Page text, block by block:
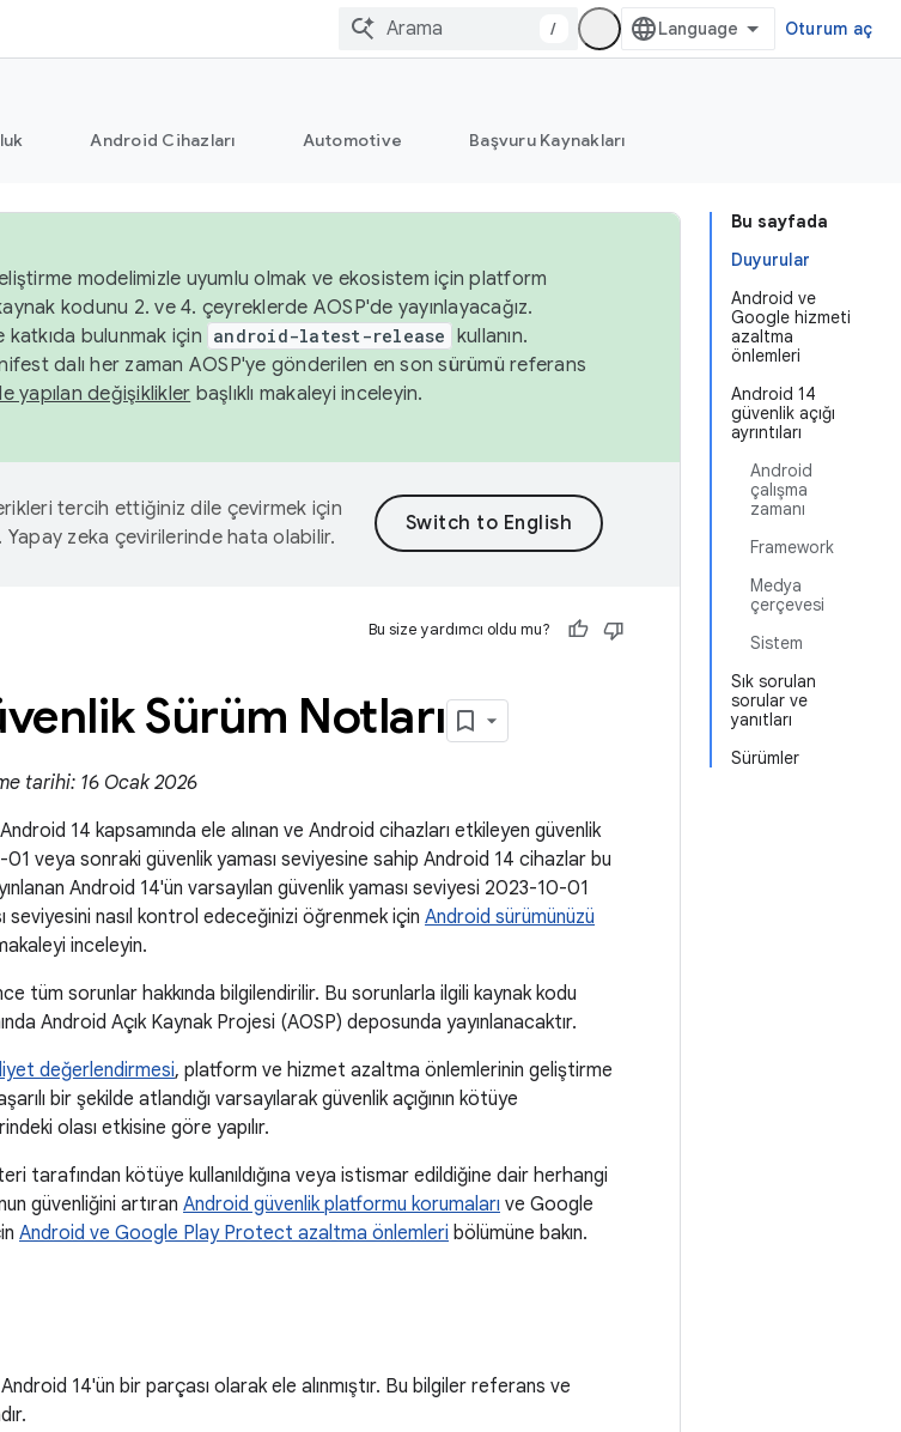
/ Oturum aç
Android Cihazları Automotive Başvuru Kaynakları
Bu sayfada
Duyurular
Android ve
Google hizmeti
azaltma
önlemleri
Android 14
güvenlik açığı
ayrıntıları
Android
çalışma
zamanı
Framework
Medya
çerçevesi
Sistem
Sık sorulan
sorular ve
yanıtları
Sürümler
modelimizle uyumlu olmak ve ekosistem için platform
kodunu 2. ve 4. çeyreklerde AOSP'de yayınlayacağız.
katkıda bulunmak için android-latest-release kullanın.
dalı her zaman AOSP'ye gönderilen en son sürümü referans
yapılan değişiklikler başlıklı makaleyi inceleyin.
tercih ettiğiniz dile çevirmek için
Yapay zeka çevirilerinde hata olabilir.
Bu size yardımcı oldu mu?
Sürüm Notları
tarihi: 16 Ocak 2026
14 kapsamında ele alınan ve Android cihazları etkileyen güvenlik
01 veya sonraki güvenlik yaması seviyesine sahip Android 14 cihazlar bu
Android 14'ün varsayılan güvenlik yaması seviyesi 2023-10-01
seviyesini nasıl kontrol edeceğinizi öğrenmek için Android sürümünüzü
inceleyin.
tüm sorunlar hakkında bilgilendirilir. Bu sorunlarla ilgili kaynak kodu
Android Açık Kaynak Projesi (AOSP) deposunda yayınlanacaktır.
değerlendirmesi, platform ve hizmet azaltma önlemlerinin geliştirme
bir şekilde atlandığı varsayılarak güvenlik açığının kötüye
olası etkisine göre yapılır.
tarafından kötüye kullanıldığına veya istismar edildiğine dair herhangi
güvenliğini artıran Android güvenlik platformu korumaları ve Google
Android ve Google Play Protect azaltma önlemleri bölümüne bakın.
14'ün bir parçası olarak ele alınmıştır. Bu bilgiler referans ve